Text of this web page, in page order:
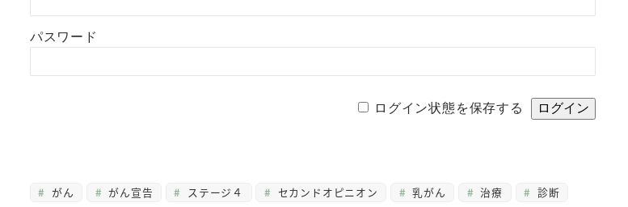
パスワード
ログイン状態を保存する
がん がん宣告 ステージ４ セカンドオピニオン 乳がん 治療 診断